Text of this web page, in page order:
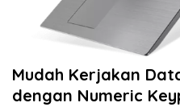
Mudah Kerjakan
dengan Numeric